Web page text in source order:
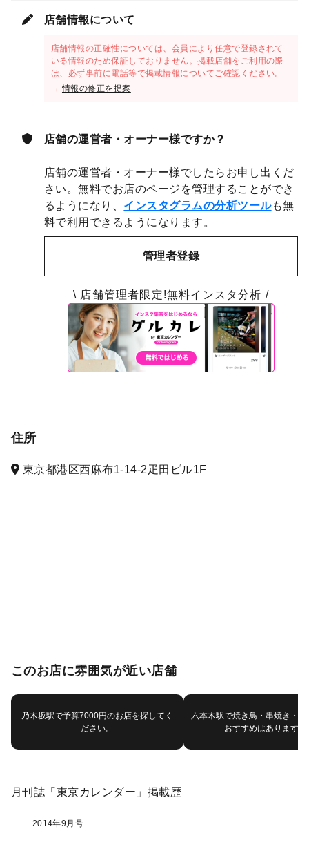
店舗情報について
店舗情報の正確性については、会員により任意で登録されて
いる情報のため保証しておりません。掲載店舗をご利用の際
は、必ず事前に電話等で掲載情報についてご確認ください。
→情報の修正を提案
店舗の運営者・オーナー様ですか？
店舗の運営者・オーナー様でしたらお申し出くだ
さい。無料でお店のページを管理することができ
るようになり、 インスタグラムの分析ツールも無
料で利用できるようになります。
管理者登録
\ 店舗管理者限定!無料インスタ分析 /
住所
東京都港区西麻布1-14-2疋田ビル1F
このお店に雰囲気が近い店舗
乃木坂駅で予算7000円のお店を探してく
ださい。
六本木駅で焼き鳥・串焼き・
おすすめはありますか
月刊誌「東京カレンダー」掲載歴
2014年9月号